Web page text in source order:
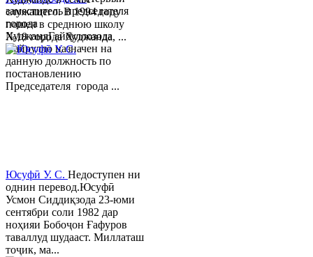
заместитель председателя
города
ХуджандГайбуллозода
Хайрулло назначен на
данную должность по
постановлению
Председателя города ...
служащего. В 1994 году
пошел в среднюю школу
№18 города Худжанда, ...
Юсуфӣ У. C. Недоступен ни
однин перевод.Юсуфӣ
Усмон Сиддиқзода 23-юми
сентябри соли 1982 дар
ноҳияи Бобоҷон Ғафуров
таваллуд шудааст. Миллаташ
тоҷик, ма...